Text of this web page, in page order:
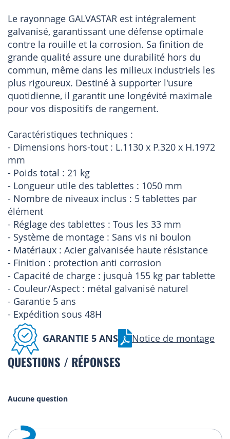
Le rayonnage GALVASTAR est intégralement
galvanisé, garantissant une défense optimale
contre la rouille et la corrosion. Sa finition de
grande qualité assure une durabilité hors du
commun, même dans les milieux industriels les
plus rigoureux. Destiné à supporter l'usure
quotidienne, il garantit une longévité maximale
pour vos dispositifs de rangement.
Caractéristiques techniques :
- Dimensions hors-tout : L.1130 x P.320 x H.1972
mm
- Poids total : 21 kg
- Longueur utile des tablettes : 1050 mm
- Nombre de niveaux inclus : 5 tablettes par
élément
- Réglage des tablettes : Tous les 33 mm
- Système de montage : Sans vis ni boulon
- Matériaux : Acier galvanisée haute résistance
- Finition : protection anti corrosion
- Capacité de charge : jusquà 155 kg par tablette
- Couleur/Aspect : métal galvanisé naturel
- Garantie 5 ans
- Expédition sous 48H
GARANTIE 5 ANS Notice de montage
QUESTIONS / RÉPONSES
Aucune question